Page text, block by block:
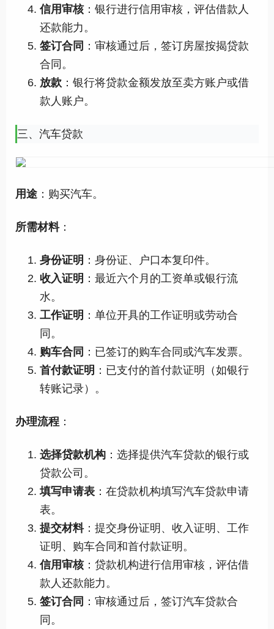
信用审核：银行进行信用审核，评估借款人
还款能力。
签订合同 ：审核通过后，签订房屋按揭贷款
合同。
放款 ：银行将贷款金额发放至卖方账户或借
款人账户。
三、汽车贷款
用途 ：购买汽车。
所需材料：
身份证明 ：身份证、户口本复印件。
收入证明 ：最近六个月的工资单或银行流
水。
工作证明 ：单位开具的工作证明或劳动合
同。
购车合同 ：已签订的购车合同或汽车发票。
首付款证明 ：已支付的首付款证明（如银行
转账记录）。
办理流程 ：
选择贷款机构 ：选择提供汽车贷款的银行或
贷款公司。
填写申请表 ：在贷款机构填写汽车贷款申请
表。
提交材料：提交身份证明、收入证明、工作
证明、购车合同和首付款证明。
信用审核：贷款机构进行信用审核，评估借
款人还款能力。
签订合同 ：审核通过后，签订汽车贷款合
同。